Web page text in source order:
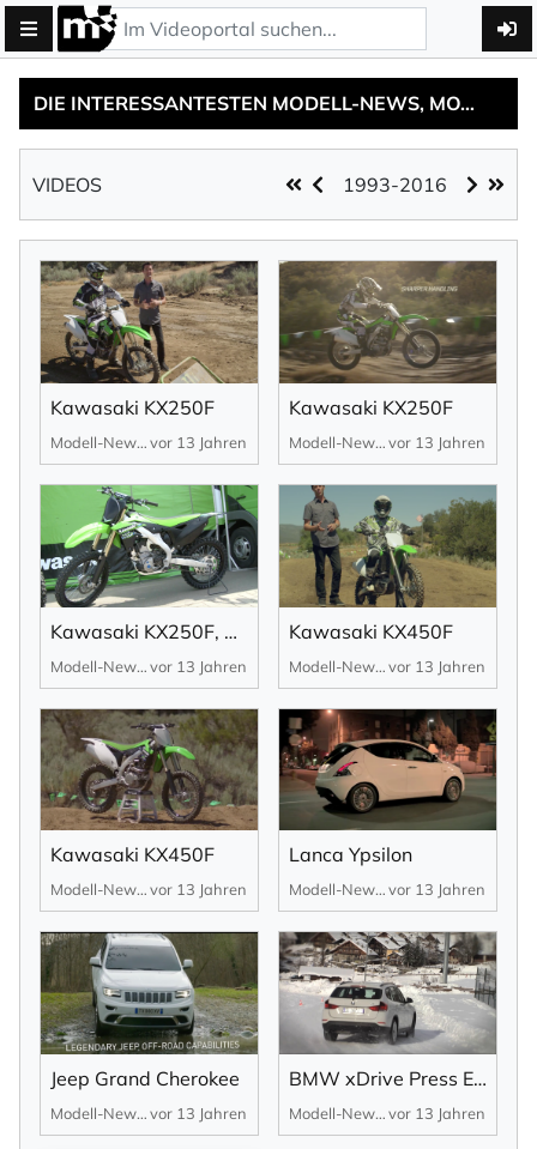
DIE INTERESSANTESTEN MODELL-NEWS, MOTOSITES MIT FAKTEN, INFOS UND LINKS..
VIDEOS 1993-2016
Kawasaki KX250F
Modell-Newsvor 13 Jahren
Kawasaki KX250F
Modell-Newsvor 13 Jahren
Kawasaki KX250F, KX450F
Modell-Newsvor 13 Jahren
Kawasaki KX450F
Modell-Newsvor 13 Jahren
Kawasaki KX450F
Modell-Newsvor 13 Jahren
Lanca Ypsilon
Modell-Newsvor 13 Jahren
Jeep Grand Cherokee
Modell-Newsvor 13 Jahren
BMW xDrive Press Experience 2013
Modell-Newsvor 13 Jahren